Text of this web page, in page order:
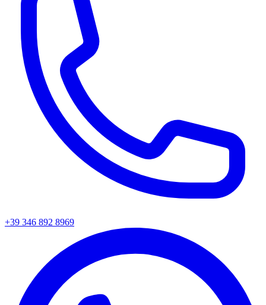
+39 346 892 8969